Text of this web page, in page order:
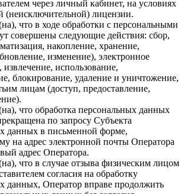
через личный кабинет, на условиях
(неисключительной) лицензии.
что в ходе обработки с персональными
совершены следующие действия: сбор,
накопление, хранение,
изменение), электронное
использование,
блокирование, удаление и уничтожение,
лицам (доступ, предоставление,
что обработка персональных данных
по запросу Субъекта
данных в письменной форме,
на адрес электронной почты Оператора
адрес Оператора.
что в случае отзыва физическим лицом
согласия на обработку
данных, Оператор вправе продолжить